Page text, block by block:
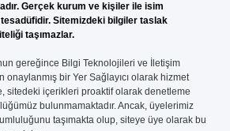
Gerçek kurum ve kişiler ile isim
Sitemizdeki bilgiler taslak
taşımazlar.
gereğince Bilgi Teknolojileri ve İletişim
onaylanmış bir Yer Sağlayıcı olarak hizmet
sitedeki içerikleri proaktif olarak denetleme
bulunmamaktadır. Ancak, üyelerimiz
taşımakta olup, siteye üye olarak bu